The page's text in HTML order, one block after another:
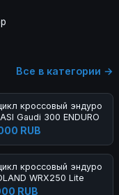
Все в категории →
кроссовый эндуро
Gaudi 300 ENDURO
RUB
кроссовый эндуро
WRX250 Lite
RUB